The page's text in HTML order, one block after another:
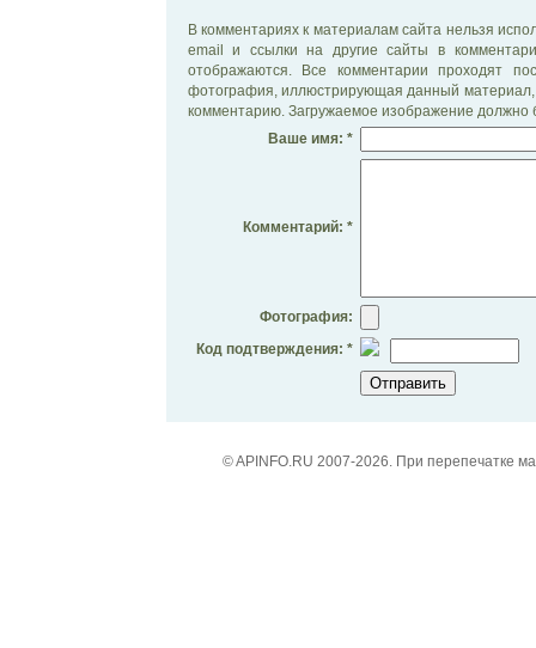
В комментариях к материалам сайта нельзя
email и ссылки на другие сайты в
отображаются. Все комментарии проходят
фотография, иллюстрирующая данный материал,
комментарию. Загружаемое изображение должно
Ваше имя: *
Комментарий: *
Фотография:
Код подтверждения: *
© APINFO.RU 2007-2026. При перепечатке